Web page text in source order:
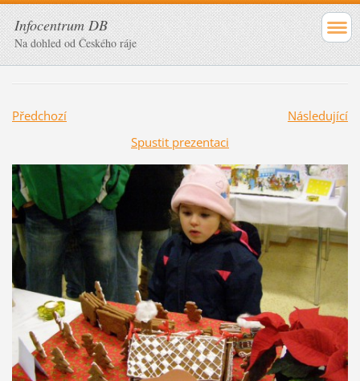
Infocentrum DB
Na dohled od Českého ráje
Předchozí
Následující
Spustit prezentaci